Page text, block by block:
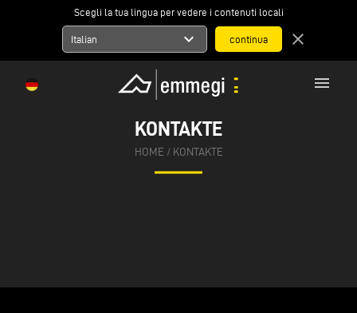
Scegli la tua lingua per vedere i contenuti locali
Italian expand_more close
menu
KONTAKTE
HOME / KONTAKTE